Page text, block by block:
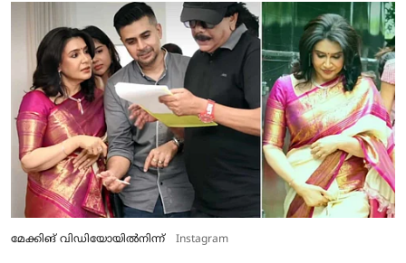
മേക്കിങ് വിഡിയോയില്‍നിന്ന്‌ Instagram